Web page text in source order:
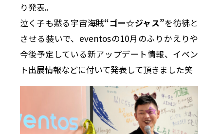
り発表。
泣く子も黙る宇宙海賊“ゴー☆ジャス”を彷彿と
させる装いで、eventosの10月のふりかえりや
今後予定している新アップデート情報、イベン
ト出展情報などに付いて発表して頂きました笑